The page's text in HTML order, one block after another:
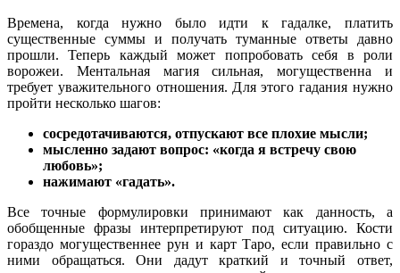
Времена, когда нужно было идти к гадалке, платить
существенные суммы и получать туманные ответы давно
прошли. Теперь каждый может попробовать себя в роли
ворожеи. Ментальная магия сильная, могущественна и
требует уважительного отношения. Для этого гадания нужно
пройти несколько шагов:
сосредотачиваются, отпускают все плохие мысли;
мысленно задают вопрос: «когда я встречу свою
любовь»;
нажимают «гадать».
Все точные формулировки принимают как данность, а
обобщенные фразы интерпретируют под ситуацию. Кости
гораздо могущественнее рун и карт Таро, если правильно с
ними обращаться. Они дадут краткий и точный ответ,